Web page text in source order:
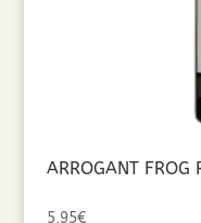
ARROGANT
5,95€